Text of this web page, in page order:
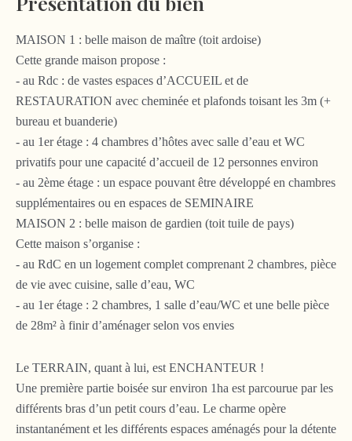
MAISON 1 : belle maison de maître (toit ardoise)
Cette grande maison propose :
- au Rdc : de vastes espaces d’ACCUEIL et de
RESTAURATION avec cheminée et plafonds toisant les 3m (+
bureau et buanderie)
- au 1er étage : 4 chambres d’hôtes avec salle d’eau et WC
privatifs pour une capacité d’accueil de 12 personnes environ
- au 2ème étage : un espace pouvant être développé en chambres
supplémentaires ou en espaces de SEMINAIRE
MAISON 2 : belle maison de gardien (toit tuile de pays)
Cette maison s’organise :
- au RdC en un logement complet comprenant 2 chambres, pièce
de vie avec cuisine, salle d’eau, WC
- au 1er étage : 2 chambres, 1 salle d’eau/WC et une belle pièce
de 28m² à finir d’aménager selon vos envies
Le TERRAIN, quant à lui, est ENCHANTEUR !
Une première partie boisée sur environ 1ha est parcourue par les
différents bras d’un petit cours d’eau. Le charme opère
instantanément et les différents espaces aménagés pour la détente